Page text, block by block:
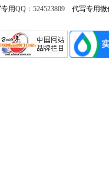
用QQ：524523809代写专用微